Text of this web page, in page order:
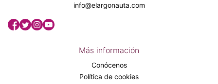
info@elargonauta.com
Más información
Conócenos
Política de cookies